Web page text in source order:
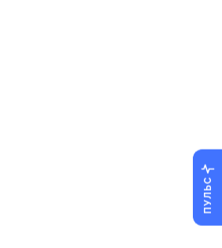
ПУЛЬС